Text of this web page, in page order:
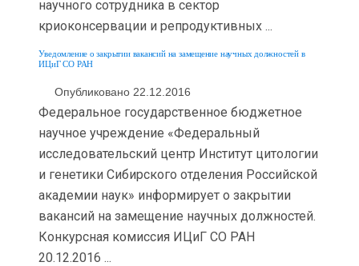
научного сотрудника в сектор
криоконсервации и репродуктивных ...
Уведомление о закрытии вакансий на замещение научных должностей в
ИЦиГ СО РАН
Опубликовано 22.12.2016
Федеральное государственное бюджетное
научное учреждение «Федеральный
исследовательский центр Институт цитологии
и генетики Сибирского отделения Российской
академии наук» информирует о закрытии
вакансий на замещение научных должностей.
Конкурсная комиссия ИЦиГ СО РАН
20.12.2016 ...